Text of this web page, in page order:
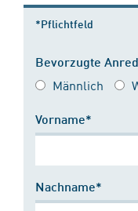
*Pflichtfeld
Bevorzugte
Männlich
Vorname*
Nachname*